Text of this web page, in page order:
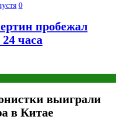
0
пробежал
часа
выиграли
в Китае